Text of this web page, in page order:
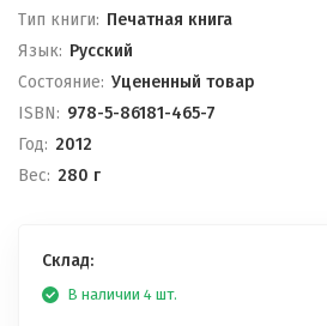
Тип книги: Печатная книга
Язык: Русский
Состояние: Уцененный товар
ISBN: 978-5-86181-465-7
Год: 2012
Вес: 280 г
Склад:
В наличии 4 шт.